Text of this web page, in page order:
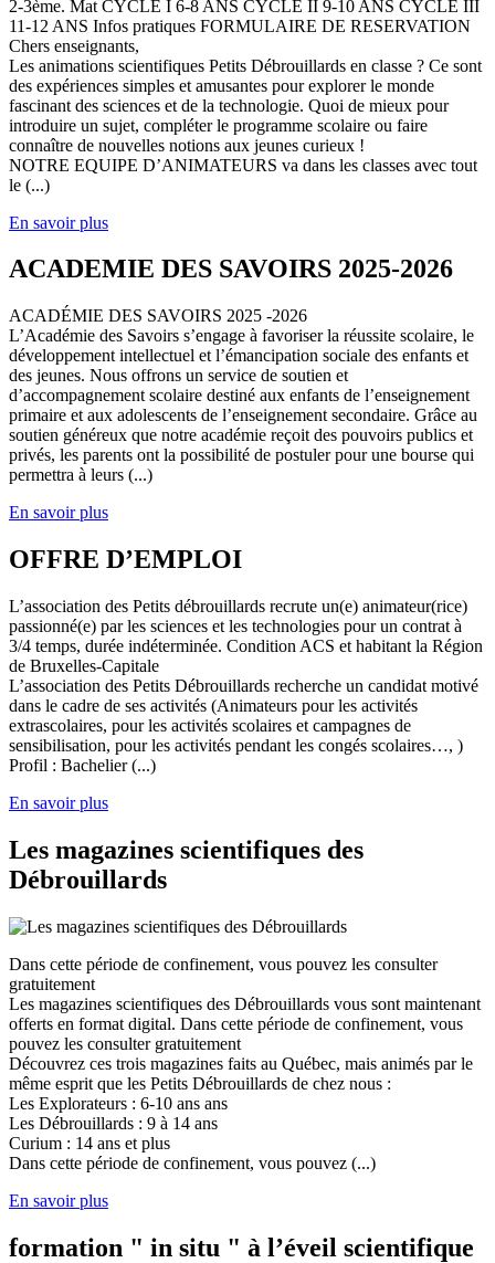
2-3ème. Mat CYCLE I 6-8 ANS CYCLE II 9-10 ANS CYCLE III
11-12 ANS Infos pratiques FORMULAIRE DE RESERVATION
Chers enseignants,
Les animations scientifiques Petits Débrouillards en classe ? Ce sont
des expériences simples et amusantes pour explorer le monde
fascinant des sciences et de la technologie. Quoi de mieux pour
introduire un sujet, compléter le programme scolaire ou faire
connaître de nouvelles notions aux jeunes curieux !
NOTRE EQUIPE D’ANIMATEURS va dans les classes avec tout
le (...)
En savoir plus
ACADEMIE DES SAVOIRS 2025-2026
ACADÉMIE DES SAVOIRS 2025 -2026
L’Académie des Savoirs s’engage à favoriser la réussite scolaire, le
développement intellectuel et l’émancipation sociale des enfants et
des jeunes. Nous offrons un service de soutien et
d’accompagnement scolaire destiné aux enfants de l’enseignement
primaire et aux adolescents de l’enseignement secondaire. Grâce au
soutien généreux que notre académie reçoit des pouvoirs publics et
privés, les parents ont la possibilité de postuler pour une bourse qui
permettra à leurs (...)
En savoir plus
OFFRE D’EMPLOI
L’association des Petits débrouillards recrute un(e) animateur(rice)
passionné(e) par les sciences et les technologies pour un contrat à
3/4 temps, durée indéterminée. Condition ACS et habitant la Région
de Bruxelles-Capitale
L’association des Petits Débrouillards recherche un candidat motivé
dans le cadre de ses activités (Animateurs pour les activités
extrascolaires, pour les activités scolaires et campagnes de
sensibilisation, pour les activités pendant les congés scolaires…, )
Profil : Bachelier (...)
En savoir plus
Les magazines scientifiques des
Débrouillards
Dans cette période de confinement, vous pouvez les consulter
gratuitement
Les magazines scientifiques des Débrouillards vous sont maintenant
offerts en format digital. Dans cette période de confinement, vous
pouvez les consulter gratuitement
Découvrez ces trois magazines faits au Québec, mais animés par le
même esprit que les Petits Débrouillards de chez nous :
Les Explorateurs : 6-10 ans ans
Les Débrouillards : 9 à 14 ans
Curium : 14 ans et plus
Dans cette période de confinement, vous pouvez (...)
En savoir plus
formation " in situ " à l’éveil scientifique